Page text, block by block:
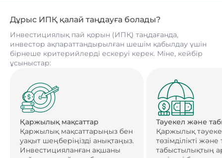
Дұрыс ИПҚ қалай таңдауға болады?
Инвестициялық пай қорын (ИПҚ) таңдағанда,
инвестор ақпараттандырылған шешім қабылдау үшін
бірнеше критерийлерді ескеруі керек. Міне, кейбір
ұсыныстар:
Қаржылық мақсаттар
Қаржылық мақсаттарыңыз бен
уақыт шеңберіңізді анықтаңыз.
Инвестицияланған ақшаны
Тәуекел және
Қаржылық
төзімділікті
табыстылықтың